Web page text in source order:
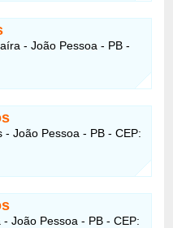
- João Pessoa - PB -
João Pessoa - PB - CEP:
João Pessoa - PB - CEP: